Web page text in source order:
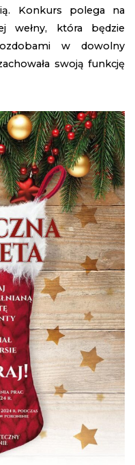
Konkurs polega na
wełny, która będzie
w dowolny
swoją funkcję